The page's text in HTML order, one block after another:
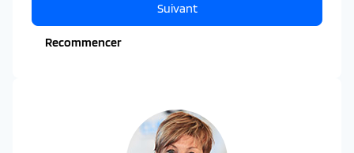
Recommencer
Suivant